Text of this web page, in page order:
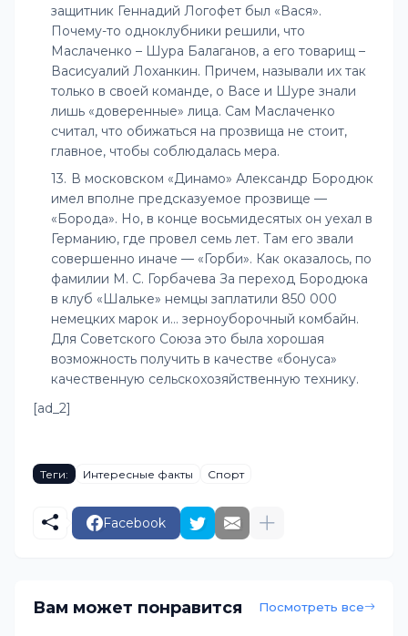
защитник Геннадий Логофет был «Вася».
Почему-то одноклубники решили, что
Маслаченко – Шура Балаганов, а его товарищ –
Васисуалий Лоханкин. Причем, называли их так
только в своей команде, о Васе и Шуре знали
лишь «доверенные» лица. Сам Маслаченко
считал, что обижаться на прозвища не стоит,
главное, чтобы соблюдалась мера.
В московском «Динамо» Александр Бородюк
имел вполне предсказуемое прозвище —
«Борода». Но, в конце восьмидесятых он уехал в
Германию, где провел семь лет. Там его звали
совершенно иначе — «Горби». Как оказалось, по
фамилии М. С. Горбачева За переход Бородюка
в клуб «Шальке» немцы заплатили 850 000
немецких марок и… зерноуборочный комбайн.
Для Советского Союза это была хорошая
возможность получить в качестве «бонуса»
качественную сельскохозяйственную технику.
[ad_2]
Теги: Интересные факты Спорт
Facebook
Вам может понравится Посмотреть все